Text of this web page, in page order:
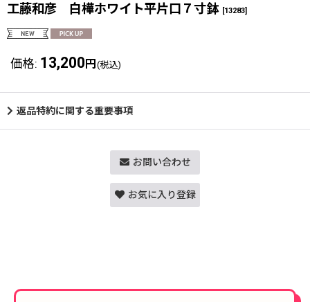
工藤和彦 白樺ホワイト平片口７寸鉢 [13283]
価格: 13,200 円 (税込)
返品特約に関する重要事項
お問い合わせ
お気に入り登録